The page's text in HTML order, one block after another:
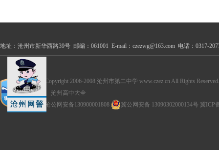
地址：沧州市新华西路39号 邮编：061001 E-mail：czezwg@163.com 电话：0317-
Copyright 2006-2008 沧州市第二中学 www.czez.cn All Rights Reserved.
沧州高中大全
沧公网安备130900001808
冀公网安备 13090302000134号 冀ICP